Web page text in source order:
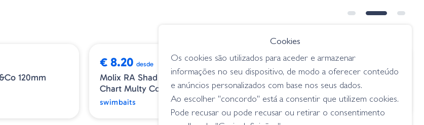
120mm
€ 8.20 desde
Molix RA Shad - 148 UV Clear
Chart Multy Color Flake
swimbaits
€ 9.50
Amostra Manolo&co 1/2 120mm
BLS
swimbaits
Cookies
Os cookies são utilizados para aceder e armazenar
informações no seu dispositivo, de modo a oferecer conteúdo
e anúncios personalizados com base nos seus dados.
Ao escolher "concordo" está a consentir que utilizem cookies.
Pode recusar ou pode recusar ou retirar o consentimento